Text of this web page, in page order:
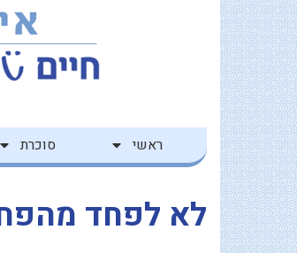
לתוכן
דילוג
לתוכן
ראשי סוכרת
לא לפחד